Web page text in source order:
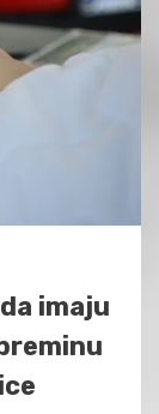
imaju